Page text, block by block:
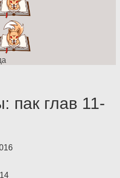
пак глав 11-